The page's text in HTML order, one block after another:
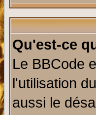
Qu'est-ce
Le BBCode
l'utilisation
aussi le